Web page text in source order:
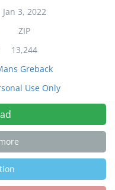
Jan 3, 2022
ZIP
13,244
Greback
Use Only